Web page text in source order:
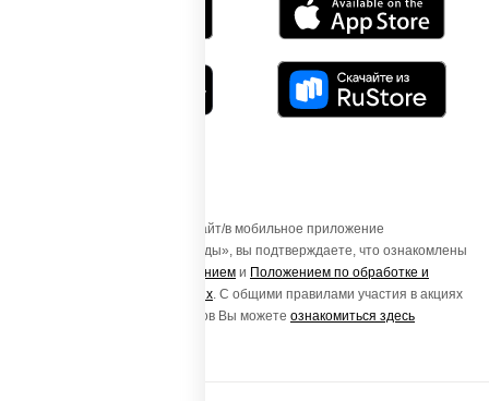
Осуществляя вход на этот Сайт/в мобильное приложение
«ПиццаСушиВок - доставка еды», вы подтверждаете, что ознакомлены
Пользовательским соглашением и Положением по обработке и
защите персональных данных . С общими правилами участия в акциях
и порядке получения подарков Вы можете ознакомиться здесь